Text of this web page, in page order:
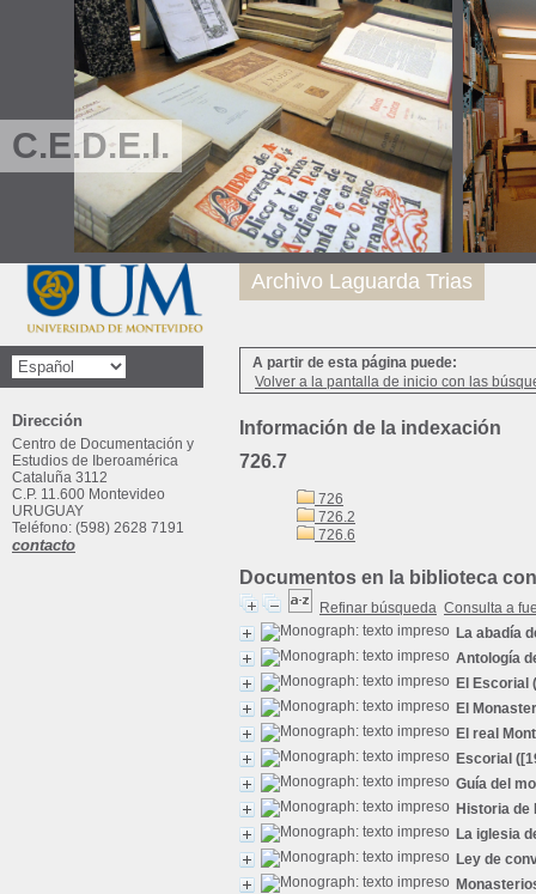
C.E.D.E.I.
A partir de esta página puede:
Volver a la pantalla de inicio con las
Información de la indexación
726.7
726
726.2
726.6
Documentos en la biblioteca
Refinar búsqueda Consulta a
La abadía
Antología
El Escorial
El
El real
Escorial
Guía del
Historia de
La iglesia
Ley de
Archivo Laguarda Trias
Dirección
Centro de Documentación y
Estudios de Iberoamérica
Cataluña 3112
C.P. 11.600 Montevideo
URUGUAY
Teléfono: (598) 2628 7191
contacto